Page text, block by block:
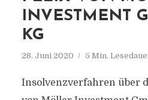
INVESTMENT
KG
28. Juni 2020 5 Min.
Insolvenzverfahren über